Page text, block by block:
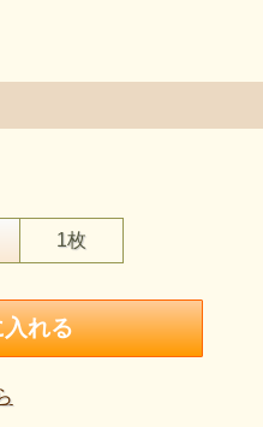
ニット 白 はぎれ４０ｃｍ
。
たりは穏やか。
表面が整い、白でもきれい
直径：約2cm
り異なります。厚み・伸び
1枚